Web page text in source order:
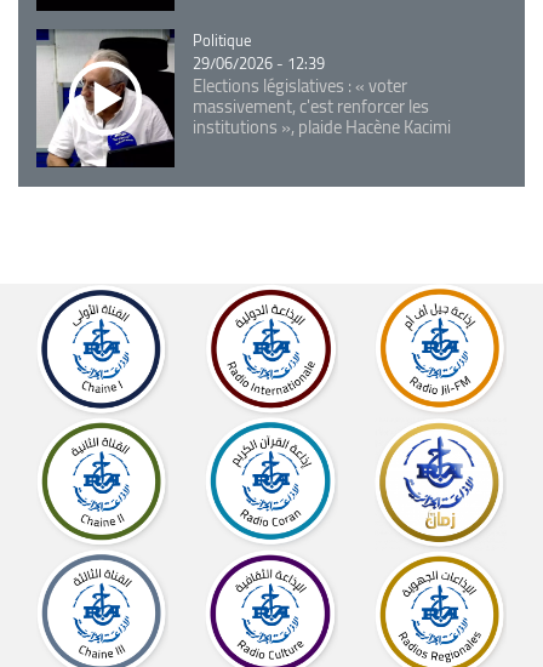
Catégorie
Politique
29/06/2026 - 12:39
Elections législatives : « voter
massivement, c'est renforcer les
institutions », plaide Hacène Kacimi